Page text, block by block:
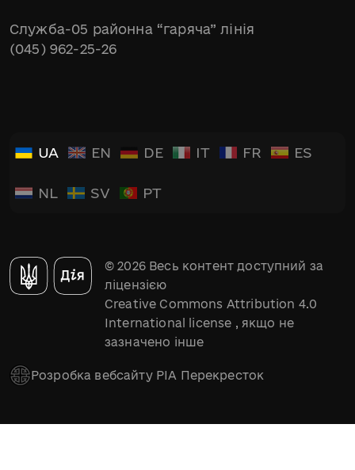
Служба-05 районна “гаряча” лінія
(045) 962-25-26
UA EN DE IT FR ES
NL SV PT
© 2026 Весь контент доступний за
ліцензією
Creative Commons Attribution 4.0
International license , якщо не
зазначено інше
Розробка вебсайту РІА Перекресток